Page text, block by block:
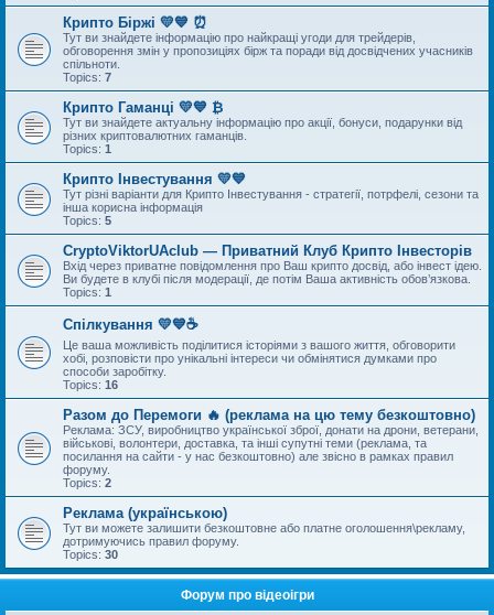
Крипто Біржі 💛💙 ⏰
Тут ви знайдете інформацію про найкращі угоди для трейдерів,
обговорення змін у пропозиціях бірж та поради від досвідчених учасників
спільноти.
Topics: 7
Крипто Гаманці 💛💙 ₿
Тут ви знайдете актуальну інформацію про акції, бонуси, подарунки від
різних криптовалютних гаманців.
Topics: 1
Крипто Інвестування 💛💙
Тут різні варіанти для Крипто Інвестування - стратегії, потрфелі, сезони та
інша корисна інформація
Topics: 5
CryptoViktorUAclub — Приватний Клуб Крипто Інвесторів
Вхід через приватне повідомлення про Ваш крипто досвід, або інвест ідею.
Ви будете в клубі після модерації, де потім Ваша активність обов’язкова.
Topics: 1
Спілкування 💛💙☕
Це ваша можливість поділитися історіями з вашого життя, обговорити
хобі, розповісти про унікальні інтереси чи обмінятися думками про
способи заробітку.
Topics: 16
Разом до Перемоги 🔥 (реклама на цю тему безкоштовно)
Реклама: ЗСУ, виробництво української зброї, донати на дрони, ветерани,
військові, волонтери, доставка, та інші супутні теми (реклама, та
посилання на сайти - у нас безкоштовно) але звісно в рамках правил
форуму.
Topics: 2
Реклама (українською)
Тут ви можете залишити безкоштовне або платне оголошення\рекламу,
дотримуючись правил форуму.
Topics: 30
Форум про відеоігри